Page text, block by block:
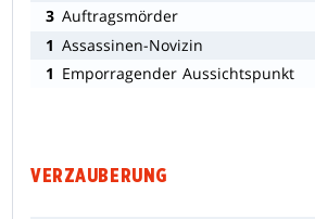
3 Auftragsmörder
1 Assassinen-Novizin
1 Emporragender Aussichtspunkt
VERZAUBERUNG